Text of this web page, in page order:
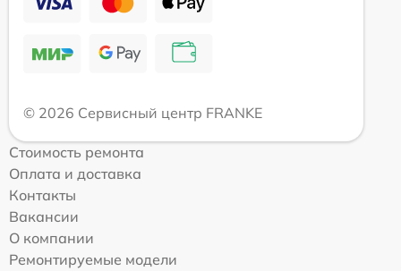
© 2026 Сервисный центр FRANKE
Стоимость ремонта
Оплата и доставка
Контакты
Вакансии
О компании
Ремонтируемые модели